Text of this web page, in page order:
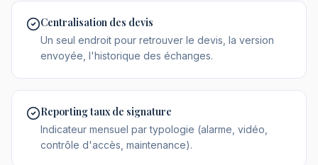
Centralisation des devis
Un seul endroit pour retrouver le devis, la version
envoyée, l'historique des échanges.
Reporting taux de signature
Indicateur mensuel par typologie (alarme, vidéo,
contrôle d'accès, maintenance).